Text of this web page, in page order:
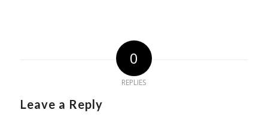
0
REPLIES
Leave a Reply